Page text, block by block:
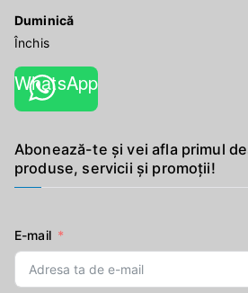
Duminică
Închis
WhatsApp
Abonează-te și vei afla primul
produse, servicii și promoții!
E-mail